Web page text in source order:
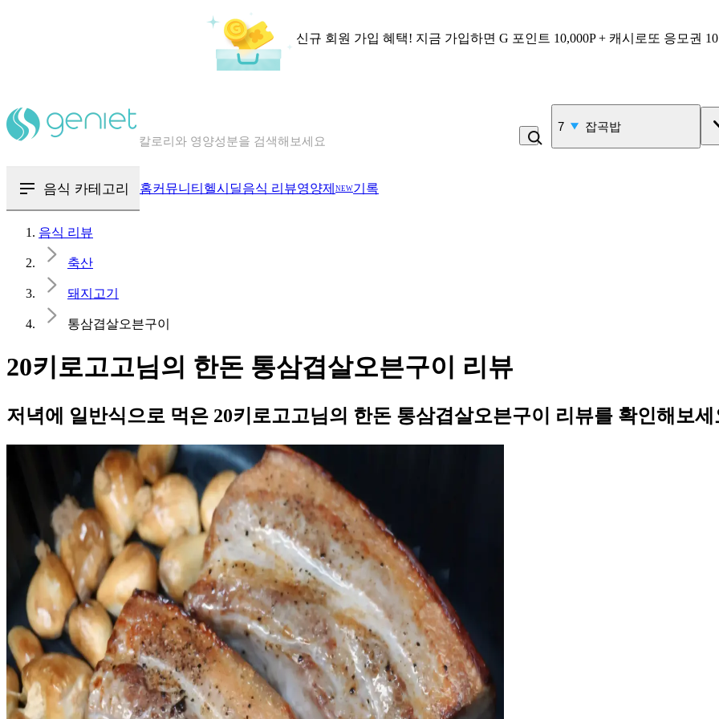
신규 회원 가입 혜택! 지금 가입하면 G 포인트 10,000P + 캐시로또 응모권
혈당 · 다이어트 음식 검색해보세요
7 잡곡밥
음식 카테고리 홈커뮤니티 헬시딜음식 리뷰영양제 NEW기록
음식 리뷰
축산
돼지고기
통삼겹살오븐구이
20키로고고님의 한돈 통삼겹살오븐구이 리뷰
저녁에 일반식으로 먹은 20키로고고님의 한돈 통삼겹살오븐구이 리뷰를 확인해보세